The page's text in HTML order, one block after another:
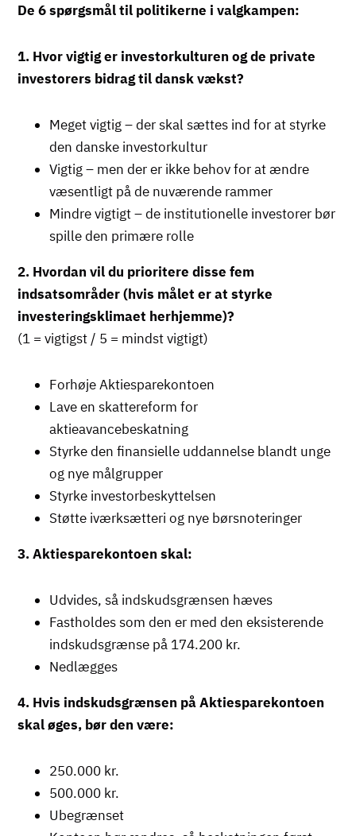
De 6 spørgsmål til politikerne i valgkampen:
1. Hvor vigtig er investorkulturen og de private
investorers bidrag til dansk vækst?
Meget vigtig – der skal sættes ind for at styrke
den danske investorkultur
Vigtig – men der er ikke behov for at ændre
væsentligt på de nuværende rammer
Mindre vigtigt – de institutionelle investorer bør
spille den primære rolle
2. Hvordan vil du prioritere disse fem
indsatsområder (hvis målet er at styrke
investeringsklimaet herhjemme)?
(1 = vigtigst / 5 = mindst vigtigt)
Forhøje Aktiesparekontoen
Lave en skattereform for
aktieavancebeskatning
Styrke den finansielle uddannelse blandt unge
og nye målgrupper
Styrke investorbeskyttelsen
Støtte iværksætteri og nye børsnoteringer
3. Aktiesparekontoen skal:
Udvides, så indskudsgrænsen hæves
Fastholdes som den er med den eksisterende
indskudsgrænse på 174.200 kr.
Nedlægges
4. Hvis indskudsgrænsen på Aktiesparekontoen
skal øges, bør den være:
250.000 kr.
500.000 kr.
Ubegrænset